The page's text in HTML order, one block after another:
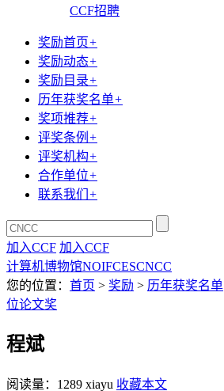
CCF招聘
奖励首页+
奖励动态+
奖励目录+
历年获奖名单+
奖项推荐+
评奖条例 +
评奖机构+
合作单位+
联系我们 +
加入CCF 加入CCF
计算机博物馆NOIFCESCNCC
您的位置： 首页 > 奖励 > 历年获奖名单
位论文奖
程斌
阅读量： 1289 xiayu 收藏本文